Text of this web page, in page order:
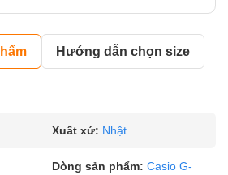
Hướng dẫn chọn size
Xuất xứ: Nhật
Dòng sản phẩm: Casio G-